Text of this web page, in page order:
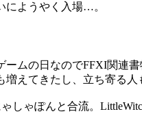
にようやく入場…。
ームの日なのでFFXI関連書
増えてきたし、立ち寄る
しゃぽんと合流。